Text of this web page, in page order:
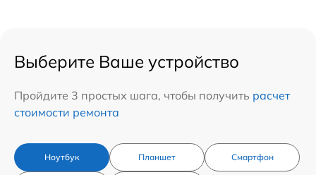
Выберите Ваше устройство
Пройдите 3 простых шага, чтобы получить расчет
стоимости ремонта
Ноутбук Планшет Смартфон